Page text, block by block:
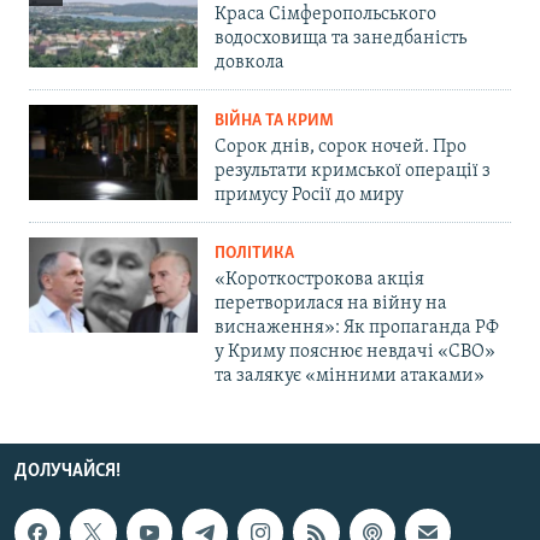
Краса Сімферопольського
водосховища та занедбаність
довкола
ВІЙНА ТА КРИМ
Сорок днів, сорок ночей. Про
результати кримської операції з
примусу Росії до миру
ПОЛІТИКА
«Короткострокова акція
перетворилася на війну на
виснаження»: Як пропаганда РФ
у Криму пояснює невдачі «СВО»
та залякує «мінними атаками»
ДОЛУЧАЙСЯ!